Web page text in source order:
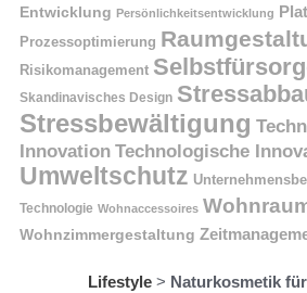
Entwicklung Persönlichkeitsentwicklung
Prozessoptimierung
Risikomanagement
Skandinavisches Design
Stressbewältigung
Innovation Technologische
Umweltschutz
Technologie Wohnaccessoires
Wohnzimmergestaltung
Lifestyle> Naturkosmetik